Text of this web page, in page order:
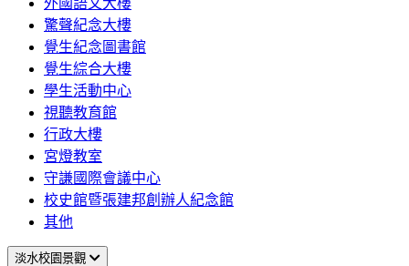
外國語文大樓
驚聲紀念大樓
覺生紀念圖書館
覺生綜合大樓
學生活動中心
視聽教育館
行政大樓
宮燈教室
守謙國際會議中心
校史館暨張建邦創辦人紀念館
其他
淡水校園景觀